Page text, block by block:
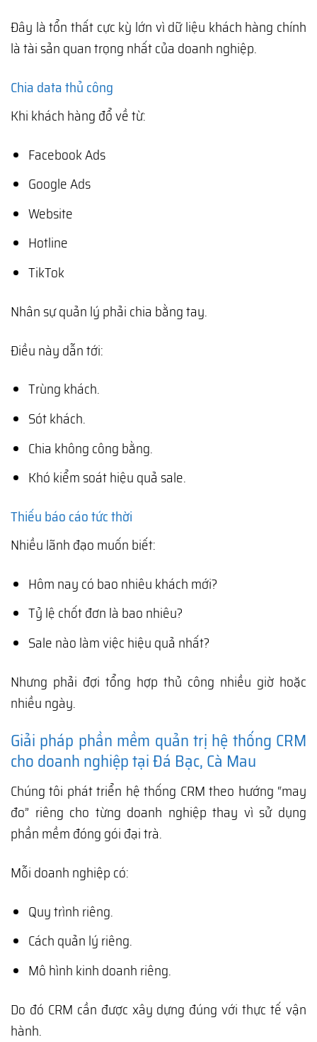
Đây là tổn thất cực kỳ lớn vì dữ liệu khách hàng chính
là tài sản quan trọng nhất của doanh nghiệp.
Chia data thủ công
Khi khách hàng đổ về từ:
Facebook Ads
Google Ads
Website
Hotline
TikTok
Nhân sự quản lý phải chia bằng tay.
Điều này dẫn tới:
Trùng khách.
Sót khách.
Chia không công bằng.
Khó kiểm soát hiệu quả sale.
Thiếu báo cáo tức thời
Nhiều lãnh đạo muốn biết:
Hôm nay có bao nhiêu khách mới?
Tỷ lệ chốt đơn là bao nhiêu?
Sale nào làm việc hiệu quả nhất?
Nhưng phải đợi tổng hợp thủ công nhiều giờ hoặc
nhiều ngày.
Giải pháp phần mềm quản trị hệ thống CRM
cho doanh nghiệp tại Đá Bạc, Cà Mau
Chúng tôi phát triển hệ thống CRM theo hướng “may
đo” riêng cho từng doanh nghiệp thay vì sử dụng
phần mềm đóng gói đại trà.
Mỗi doanh nghiệp có:
Quy trình riêng.
Cách quản lý riêng.
Mô hình kinh doanh riêng.
Do đó CRM cần được xây dựng đúng với thực tế vận
hành.